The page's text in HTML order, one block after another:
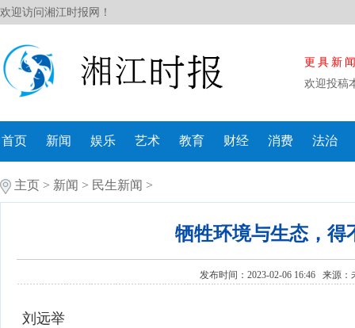
欢迎访问湘江时报网！
更具新
欢迎投稿
首页 新闻 娱乐 艺术 教育 财经 消费 法治
主页 > 新闻 > 民生新闻 >
牺牲环境与生态，得
发布时间：2023-02-06 16:46 来源：
刘远举